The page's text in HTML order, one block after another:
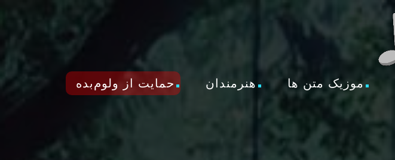
موزیک متن ها هنرمندان حمایت از ولوم‌بده